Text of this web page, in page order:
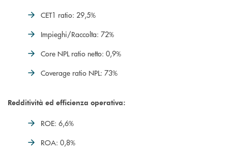
CET1 ratio: 29,5%
Impieghi/Raccolta: 72%
Core NPL ratio netto: 0,9%
Coverage ratio NPL: 73%
Redditività ed efficienza operativa:
ROE: 6,6%
ROA: 0,8%